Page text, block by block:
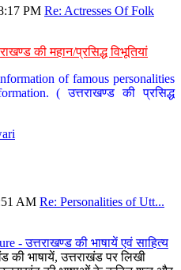
PM Re: Actresses Of Folk
की महान/प्रसिद्ध विभूतियां
of famous personalities
( उत्तराखण्ड की प्रसिद्ध
AM Re: Personalities of Utt...
- उत्तराखण्ड की भाषायें एवं साहित्य
भाषायें, उत्तराखंड पर लिखी